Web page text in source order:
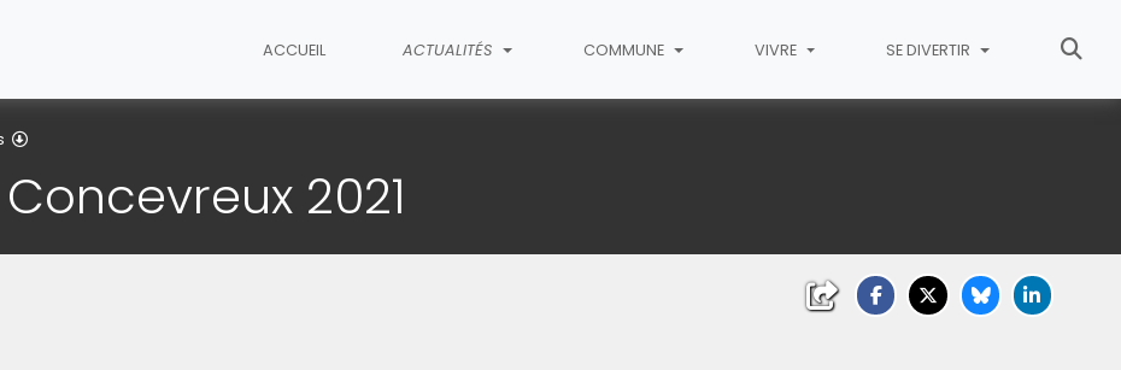
ACCUEIL ACTUALITÉS COMMUNE VIVRE SE DIVERTIR
2021